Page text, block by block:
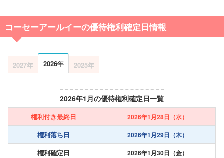
コーセーアールイーの優待権利確定日情報
2027年 2026年 2025年
2026年1月の優待権利確定日一覧
権利付き最終日 2026年1月28日（水）
権利落ち日 2026年1月29日（木）
権利確定日 2026年1月30日（金）